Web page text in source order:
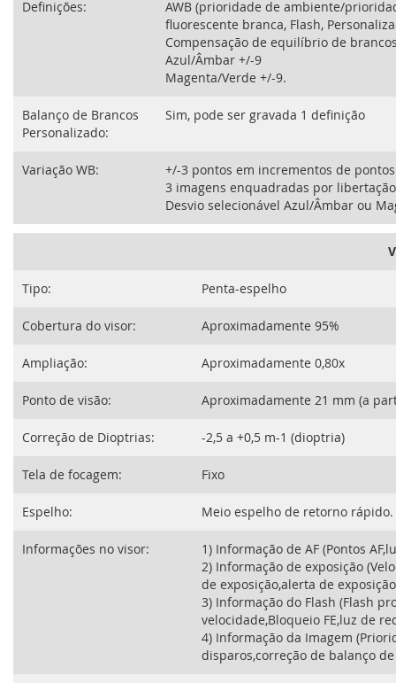
Definições:
AWB (prioridade de ambiente/
fluorescente branca, Flash,
Compensação de equilíbrio de
Azul/Âmbar +/-9
Magenta/Verde +/-9.
Balanço de Brancos
Personalizado:
Sim, pode ser gravada 1 definição
Variação WB:
+/-3 pontos em incrementos de
3 imagens enquadradas por
Desvio selecionável Azul/Âmbar ou
Tipo: Penta-espelho
Cobertura do visor: Aproximadamente 95%
Ampliação: Aproximadamente 0,80x
Ponto de visão: Aproximadamente 21 mm (a
Correção de Dioptrias: -2,5 a +0,5 m-1 (dioptria)
Tela de focagem: Fixo
Espelho: Meio espelho de retorno rápido.
Informações no visor:
1) Informação de AF (Pontos
2) Informação de exposição
de exposição,alerta de
3) Informação do Flash (Flash
velocidade,Bloqueio FE,luz de
4) Informação da Imagem
disparos,correção de balanço